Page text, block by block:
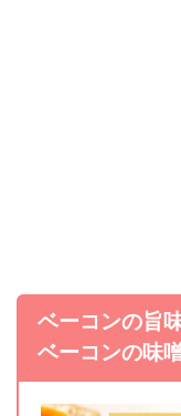
ベーコンの旨
ベーコンの味